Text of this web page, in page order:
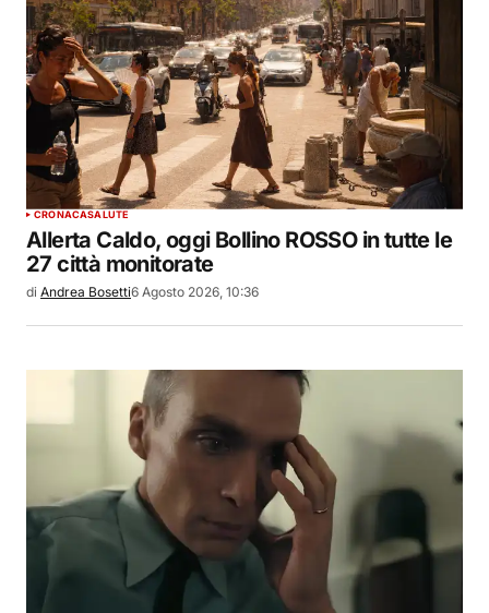
CRONACASALUTE
Allerta Caldo, oggi Bollino ROSSO in tutte le
27 città monitorate
di Andrea Bosetti6 Agosto 2026, 10:36